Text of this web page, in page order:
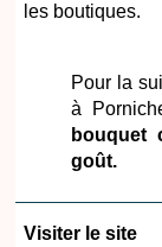
les boutiques.
Pour la
à
bouquet
goût.
Visiter le site